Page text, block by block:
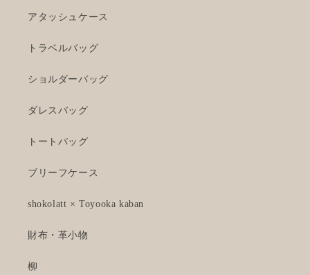
アタッシュケース
トラベルバッグ
ショルダーバッグ
ダレスバッグ
トートバッグ
ブリーフケース
shokolatt × Toyooka kaban
財布・革小物
柳